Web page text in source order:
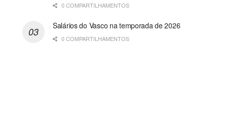
0 COMPARTILHAMENTOS
Salários do Vasco na temporada de 2026
0 COMPARTILHAMENTOS